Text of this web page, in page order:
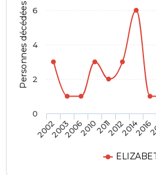
Personnes décédées
20022003200620102011201220142016
0
2
4
6